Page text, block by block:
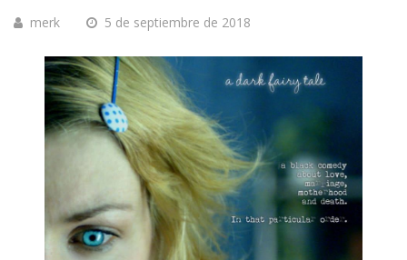
merk 5 de septiembre de 2018